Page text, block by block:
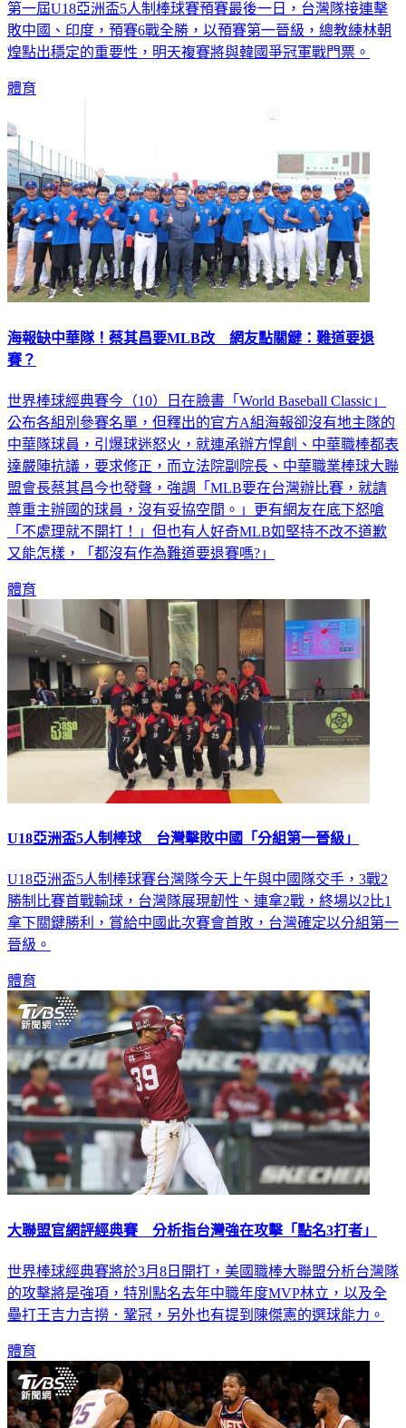
第一屆U18亞洲盃5人制棒球賽預賽最後一日，台灣隊接連擊
敗中國、印度，預賽6戰全勝，以預賽第一晉級，總教練林朝
煌點出穩定的重要性，明天複賽將與韓國爭冠軍戰門票。
體育
海報缺中華隊！蔡其昌要MLB改 網友點關鍵：難道要退
賽？
世界棒球經典賽今（10）日在臉書「World Baseball Classic」
公布各組別參賽名單，但釋出的官方A組海報卻沒有地主隊的
中華隊球員，引爆球迷怒火，就連承辦方悍創、中華職棒都表
達嚴陣抗議，要求修正，而立法院副院長、中華職業棒球大聯
盟會長蔡其昌今也發聲，強調「MLB要在台灣辦比賽，就請
尊重主辦國的球員，沒有妥協空間。」更有網友在底下怒嗆
「不處理就不開打！」但也有人好奇MLB如堅持不改不道歉
又能怎樣，「都沒有作為難道要退賽嗎?」
體育
U18亞洲盃5人制棒球 台灣擊敗中國「分組第一晉級」
U18亞洲盃5人制棒球賽台灣隊今天上午與中國隊交手，3戰2
勝制比賽首戰輸球，台灣隊展現韌性、連拿2戰，終場以2比1
拿下關鍵勝利，賞給中國此次賽會首敗，台灣確定以分組第一
晉級。
體育
大聯盟官網評經典賽 分析指台灣強在攻擊「點名3打者」
世界棒球經典賽將於3月8日開打，美國職棒大聯盟分析台灣隊
的攻擊將是強項，特別點名去年中職年度MVP林立，以及全
壘打王吉力吉撈．鞏冠，另外也有提到陳傑憲的選球能力。
體育